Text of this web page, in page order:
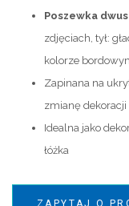
Poszewka
zdjęciach, tył:
kolorze
Zapinana na
zmianę dekoracji
Idealna jako
łóżka
ZAPYTAJ O